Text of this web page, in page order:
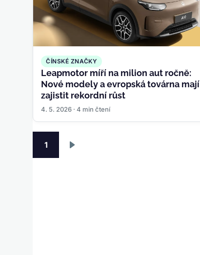
ČÍNSKÉ ZNAČKY
Leapmotor míří na milion aut ročně:
Nové modely a evropská továrna mají
zajistit rekordní růst
4. 5. 2026 · 4 min čtení
1